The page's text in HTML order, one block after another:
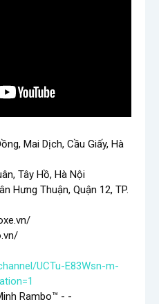
Mai Dịch, Cầu Giấy, Hà
Tây Hồ, Hà Nội
Hưng Thuận, Quận 12, TP.
UCTu-E83Wsn-m-
Rambo™ - -